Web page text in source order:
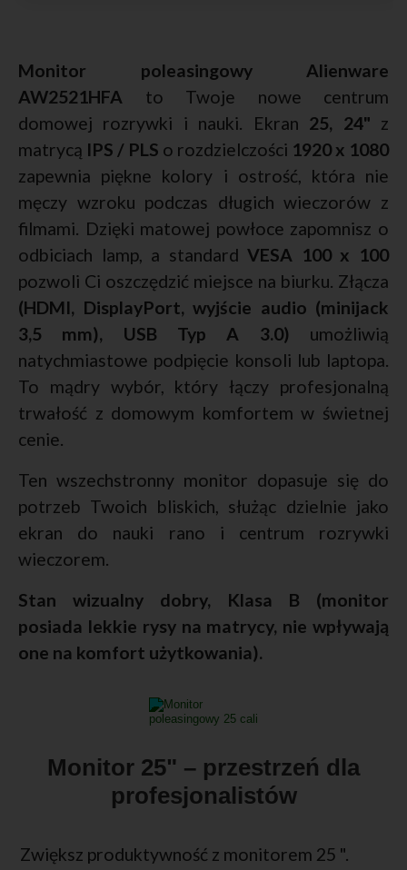
Monitor poleasingowy Alienware
AW2521HFA to Twoje nowe centrum
domowej rozrywki i nauki. Ekran 25, 24" z
matrycą IPS / PLS o rozdzielczości 1920 x 1080
zapewnia piękne kolory i ostrość, która nie
męczy wzroku podczas długich wieczorów z
filmami. Dzięki matowej powłoce zapomnisz o
odbiciach lamp, a standardVESA 100 x 100
pozwoli Ci oszczędzić miejsce na biurku. Złącza
(HDMI, DisplayPort, wyjście audio (minijack
3,5 mm), USB Typ A 3.0) umożliwią
natychmiastowe podpięcie konsoli lub laptopa.
To mądry wybór, który łączy profesjonalną
trwałość z domowym komfortem w świetnej
cenie.
Ten wszechstronny monitor dopasuje się do
potrzeb Twoich bliskich, służąc dzielnie jako
ekran do nauki rano i centrum rozrywki
wieczorem.
Stan wizualny dobry, Klasa B (monitor
posiada lekkie rysy na matrycy, nie wpływają
one na komfort użytkowania).
Monitor 25" – przestrzeń dla
profesjonalistów
Zwiększ produktywność z monitorem 25 ".